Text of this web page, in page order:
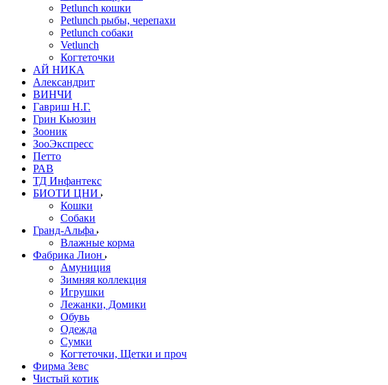
Petlunch кошки
Petlunch рыбы, черепахи
Petlunch собаки
Vetlunch
Когтеточки
АЙ НИКА
Александрит
ВИНЧИ
Гавриш Н.Г.
Грин Кьюзин
Зооник
ЗооЭкспресс
Петто
РАВ
ТД Инфантекс
БИОТИ ЦНИ
Кошки
Собаки
Гранд-Альфа
Влажные корма
Фабрика Лион
Амуниция
Зимняя коллекция
Игрушки
Лежанки, Домики
Обувь
Одежда
Сумки
Когтеточки, Щетки и проч
Фирма Зевс
Чистый котик